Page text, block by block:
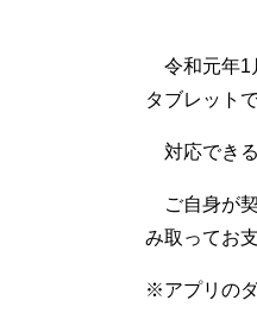
令和元年1
タブレット
対応できる
ご自身が契
み取ってお
※アプリの